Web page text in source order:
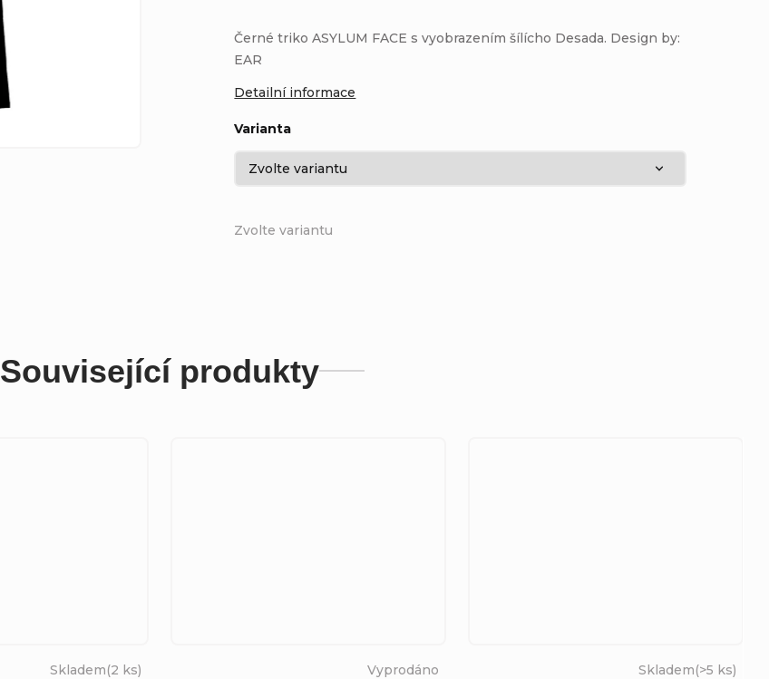
Zvolte variantu
Varianta
Černé triko ASYLUM FACE s vyobrazením šílícho Desada. Design by:
EAR
Detailní informace
Související produkty
Skladem(2 ks) Vyprodáno Skladem(>5 ks)